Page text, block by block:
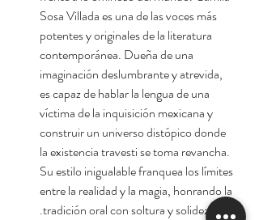
Sosa Villada es una de las voces más
potentes y originales de la literatura
contemporánea. Dueña de una
imaginación deslumbrante y atrevida,
es capaz de hablar la lengua de una
víctima de la inquisición mexicana y
construir un universo distópico donde
la existencia travesti se toma revancha.
Su estilo inigualable franquea los límites
entre la realidad y la magia, honrando la
tradición oral con soltura y solidez.